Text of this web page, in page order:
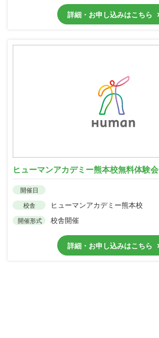
詳細・お申し込みはこちら
ヒューマンアカデミー熊本校無料体験会
開催日
校舎 ヒューマンアカデミー熊本校
開催形式 校舎開催
詳細・お申し込みはこちら